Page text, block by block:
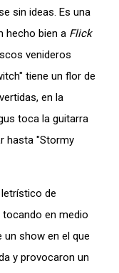
sin ideas. Es una
hecho bien a Flick
venideros
tiene un flor de
en la
toca la guitarra
hasta "Stormy
de
en medio
un show en el que
y provocaron un